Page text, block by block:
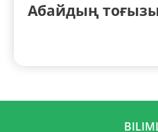
Абайдың